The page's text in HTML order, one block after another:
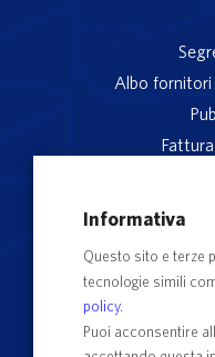
Albo fornitori
Informativa
Questo sito e terze
tecnologie simili
policy.
Puoi acconsentire